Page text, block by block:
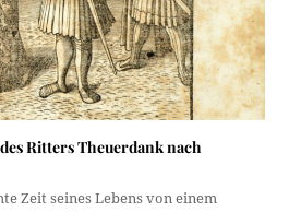
Ritters Theuerdank nach
Zeit seines Lebens von einem